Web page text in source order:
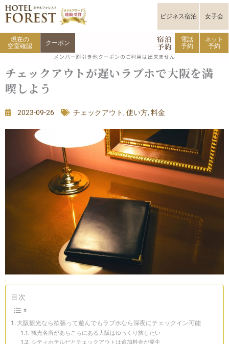
内
容
プ
ビジネス宿泊 女子会
現在の
空室確認
クーポン 宿泊
予約
電話
予約
ネット
予約
メンバー割引き他クーポンのご利用は出来ません
チェックアウトが遅いラブホで大阪を満
喫しよう
2023-09-26 チェックアウト , 使い方, 料金
目次
大阪観光なら欲張って遊んでもラブホなら深夜にチェックイン可能
観光名所があちこちにある大阪はゆっくり旅したい
シティホテルだとチェックアウトは追加料金が発生